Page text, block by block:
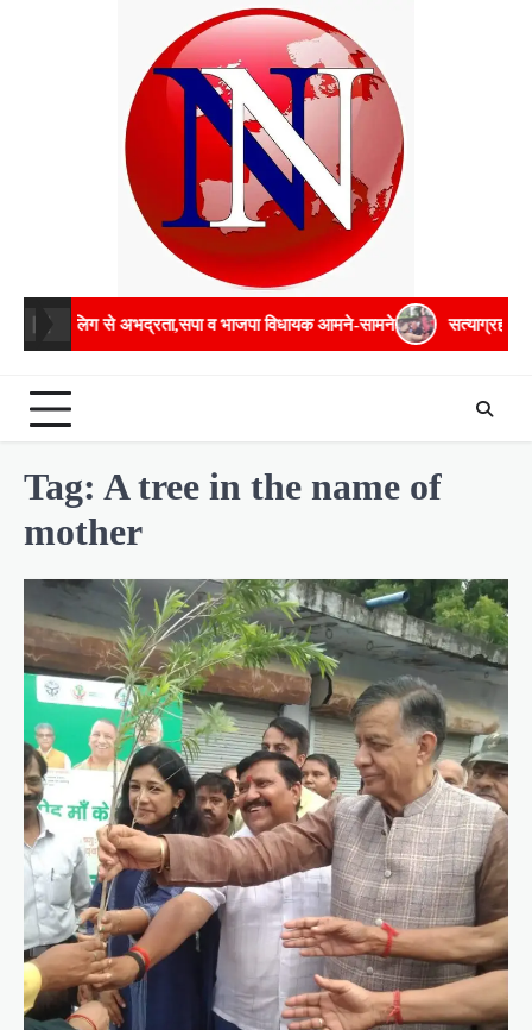
नाबालिग से अभद्रता,सपा व भाजपा विधायक आमने-सामने सत्याग्रहः
Tag: A tree in the name of
mother